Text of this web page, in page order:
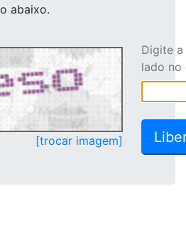
abaixo.
[trocar imagem]
Digite
lado no